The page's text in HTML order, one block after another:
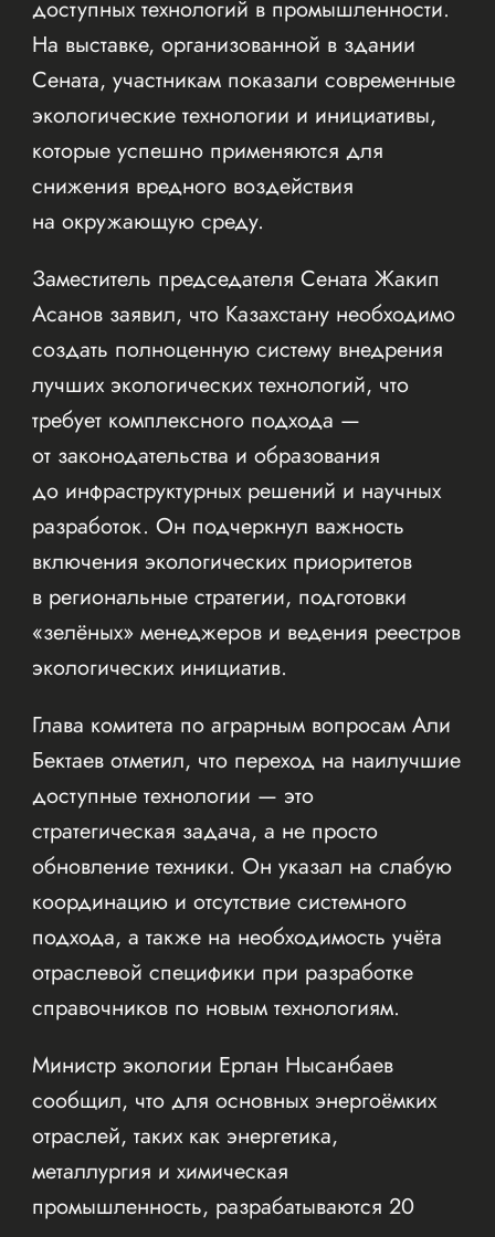
доступных технологий в промышленности.
На выставке, организованной в здании
Сената, участникам показали современные
экологические технологии и инициативы,
которые успешно применяются для
снижения вредного воздействия
на окружающую среду.
Заместитель председателя Сената Жакип
Асанов заявил, что Казахстану необходимо
создать полноценную систему внедрения
лучших экологических технологий, что
требует комплексного подхода —
от законодательства и образования
до инфраструктурных решений и научных
разработок. Он подчеркнул важность
включения экологических приоритетов
в региональные стратегии, подготовки
«зелёных» менеджеров и ведения реестров
экологических инициатив.
Глава комитета по аграрным вопросам Али
Бектаев отметил, что переход на наилучшие
доступные технологии — это
стратегическая задача, а не просто
обновление техники. Он указал на слабую
координацию и отсутствие системного
подхода, а также на необходимость учёта
отраслевой специфики при разработке
справочников по новым технологиям.
Министр экологии Ерлан Нысанбаев
сообщил, что для основных энергоёмких
отраслей, таких как энергетика,
металлургия и химическая
промышленность, разрабатываются 20